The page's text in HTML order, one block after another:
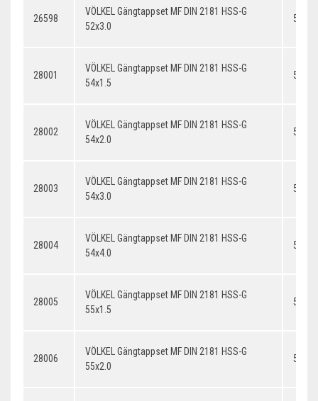
26598
VÖLKEL Gängtappset MF DIN 2181 HSS-G
52x3.0
28001
VÖLKEL Gängtappset MF DIN 2181 HSS-G
54x1.5
28002
VÖLKEL Gängtappset MF DIN 2181 HSS-G
54x2.0
28003
VÖLKEL Gängtappset MF DIN 2181 HSS-G
54x3.0
28004
VÖLKEL Gängtappset MF DIN 2181 HSS-G
54x4.0
28005
VÖLKEL Gängtappset MF DIN 2181 HSS-G
55x1.5
28006
VÖLKEL Gängtappset MF DIN 2181 HSS-G
55x2.0